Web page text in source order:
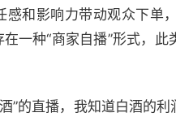
感和影响力带动观众下单
一种“商家自播”形式，
”的直播，我知道白酒的